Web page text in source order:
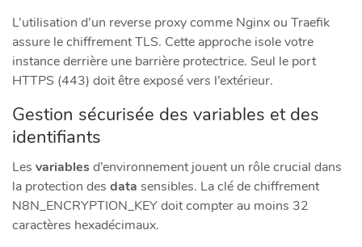
L’utilisation d’un reverse proxy comme Nginx ou Traefik
assure le chiffrement TLS. Cette approche isole votre
instance derrière une barrière protectrice. Seul le port
HTTPS (443) doit être exposé vers l’extérieur.
Gestion sécurisée des variables et des
identifiants
Les variablesd’environnement jouent un rôle crucial dans
la protection des data sensibles. La clé de chiffrement
N8N_ENCRYPTION_KEY doit compter au moins 32
caractères hexadécimaux.